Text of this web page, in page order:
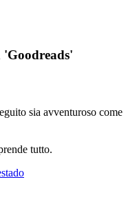
sia avventuroso come
tutto.